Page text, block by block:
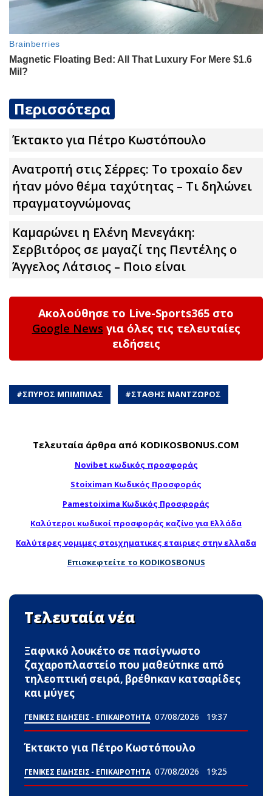
Περισσότερα
Έκτακτο για Πέτρο Κωστόπουλο
Ανατροπή στις Σέρρες: Το τpoxαίο δεν
ήταν μόνο θέμα ταχύτητας – Τι δηλώνει
πραγματογνώμονας
Καμαρώνει η Ελένη Μενεγάκη:
Σερβιτόρος σε μαγαζί της Πεντέλης ο
Άγγελος Λάτσιος – Ποιο είναι
Ακολούθησε το Live-Sports365 στο
Google News για όλες τις τελευταίες
ειδήσεις
#ΣΠΥΡΟΣ ΜΠΙΜΠΙΛΑΣ #ΣΤΑΘΗΣ ΜΑΝΤΖΩΡΟΣ
Τελευταία άρθρα από KODIKOSBONUS.COM
Novibet κωδικός προσφοράς
Stoiximan Κωδικός Προσφοράς
Pamestoixima Κωδικός Προσφοράς
Καλύτεροι κωδικοί προσφοράς καζίνο για Ελλάδα
Καλύτερες νομιμες στοιχηματικες εταιριες στην ελλαδα
Επισκεφτείτε το KODIKOSBONUS
Τελευταία νέα
Ξαφνικό λουκέτο σε πασίγνωστο
ζαχαροπλαστείο που μαθεύτnκε από
τηλεοπτική σειρά, βρέθnκαν κατσαρίδες
και μύγες
ΓΕΝΙΚΕΣ ΕΙΔΗΣΕΙΣ - ΕΠΙΚΑΙΡΟΤΗΤΑ 07/08/2026 19:37
Έκτακτο για Πέτρο Κωστόπουλο
ΓΕΝΙΚΕΣ ΕΙΔΗΣΕΙΣ - ΕΠΙΚΑΙΡΟΤΗΤΑ 07/08/2026 19:25